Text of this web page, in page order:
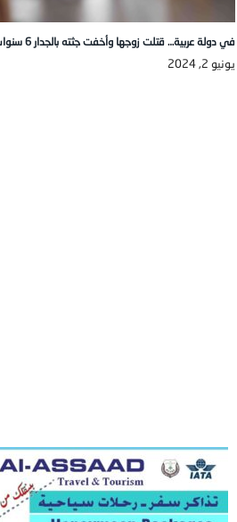
في دولة عربية… قتلت زوجها وأخفت جثته بالجدار 6 سنوات
يونيو 2, 2024